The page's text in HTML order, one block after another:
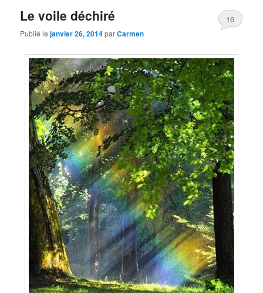
Le voile déchiré
Publié lejanvier 26, 2014parCarmen
16